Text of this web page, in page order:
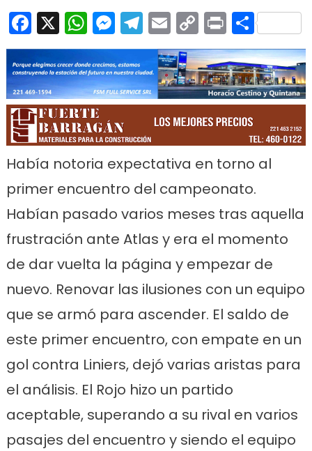
Facebook
X WhatsApp
Messenger
Telegram
EmailCopy
Link
Print
Había notoria expectativa en torno al
primer encuentro del campeonato.
Habían pasado varios meses tras aquella
frustración ante Atlas y era el momento
de dar vuelta la página y empezar de
nuevo. Renovar las ilusiones con un equipo
que se armó para ascender. El saldo de
este primer encuentro, con empate en un
gol contra Liniers, dejó varias aristas para
el análisis. El Rojo hizo un partido
aceptable, superando a su rival en varios
pasajes del encuentro y siendo el equipo